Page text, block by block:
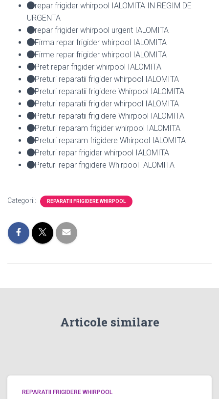
repar frigider whirpool IALOMITA IN REGIM DE
URGENTA
repar frigider whirpool urgent IALOMITA
Firma repar frigider whirpool IALOMITA
Firme repar frigider whirpool IALOMITA
Pret repar frigider whirpool IALOMITA
Preturi reparatii frigider whirpool IALOMITA
Preturi reparatii frigidere Whirpool IALOMITA
Preturi reparatii frigider whirpool IALOMITA
Preturi reparatii frigidere Whirpool IALOMITA
Preturi reparam frigider whirpool IALOMITA
Preturi reparam frigidere Whirpool IALOMITA
Preturi repar frigider whirpool IALOMITA
Preturi repar frigidere Whirpool IALOMITA
Categorii: REPARATII FRIGIDERE WHIRPOOL
Articole similare
REPARATII FRIGIDERE WHIRPOOL